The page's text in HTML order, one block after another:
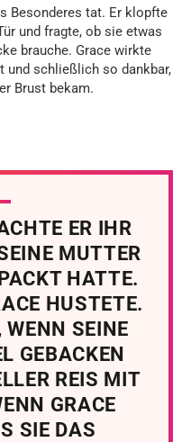
Besonderes tat. Er klopfte
und fragte, ob sie etwas
brauche. Grace wirkte
und schließlich so dankbar,
Brust bekam.
ER IHR
MUTTER
HATTE.
HUSTETE.
WENN SEINE
GEBACKEN
REIS MIT
GRACE
SIE DAS